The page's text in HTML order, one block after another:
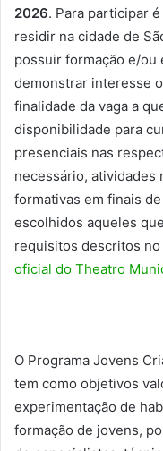
2026. Para participar
residir na cidade de
possuir formação e/ou
demonstrar interesse
finalidade da vaga a
disponibilidade para
presenciais nas
necessário, atividades
formativas em finais
escolhidos aqueles
requisitos descritos
oficial do Theatro
O Programa Jovens
tem como objetivos
experimentação de
formação de jovens,